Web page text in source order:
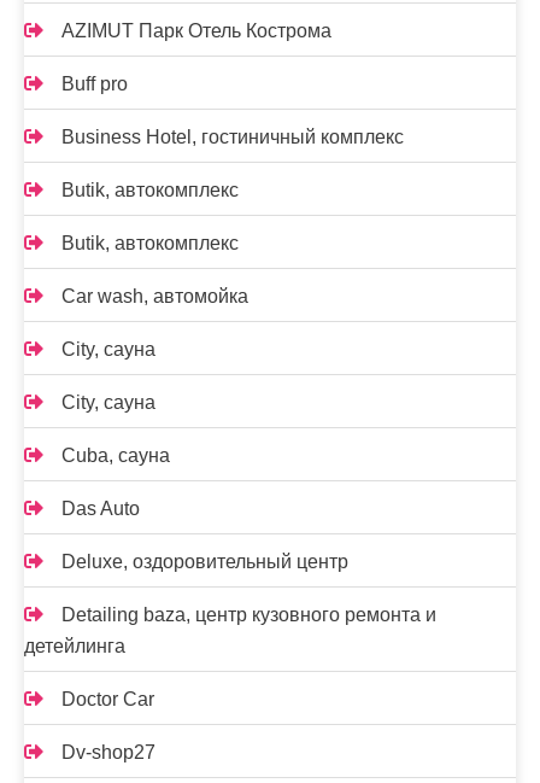
AZIMUT Парк Отель Кострома
Buff pro
Business Hotel, гостиничный комплекс
Butik, автокомплекс
Butik, автокомплекс
Car wash, автомойка
City, сауна
City, сауна
Cuba, сауна
Das Auto
Deluxe, оздоровительный центр
Detailing baza, центр кузовного ремонта и
детейлинга
Doctor Car
Dv-shop27